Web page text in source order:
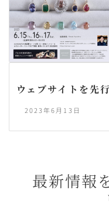
ウェブサイトを先
2023年6月13日
最新情報